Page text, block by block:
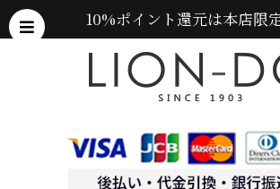
10%ポイント還元は本店限